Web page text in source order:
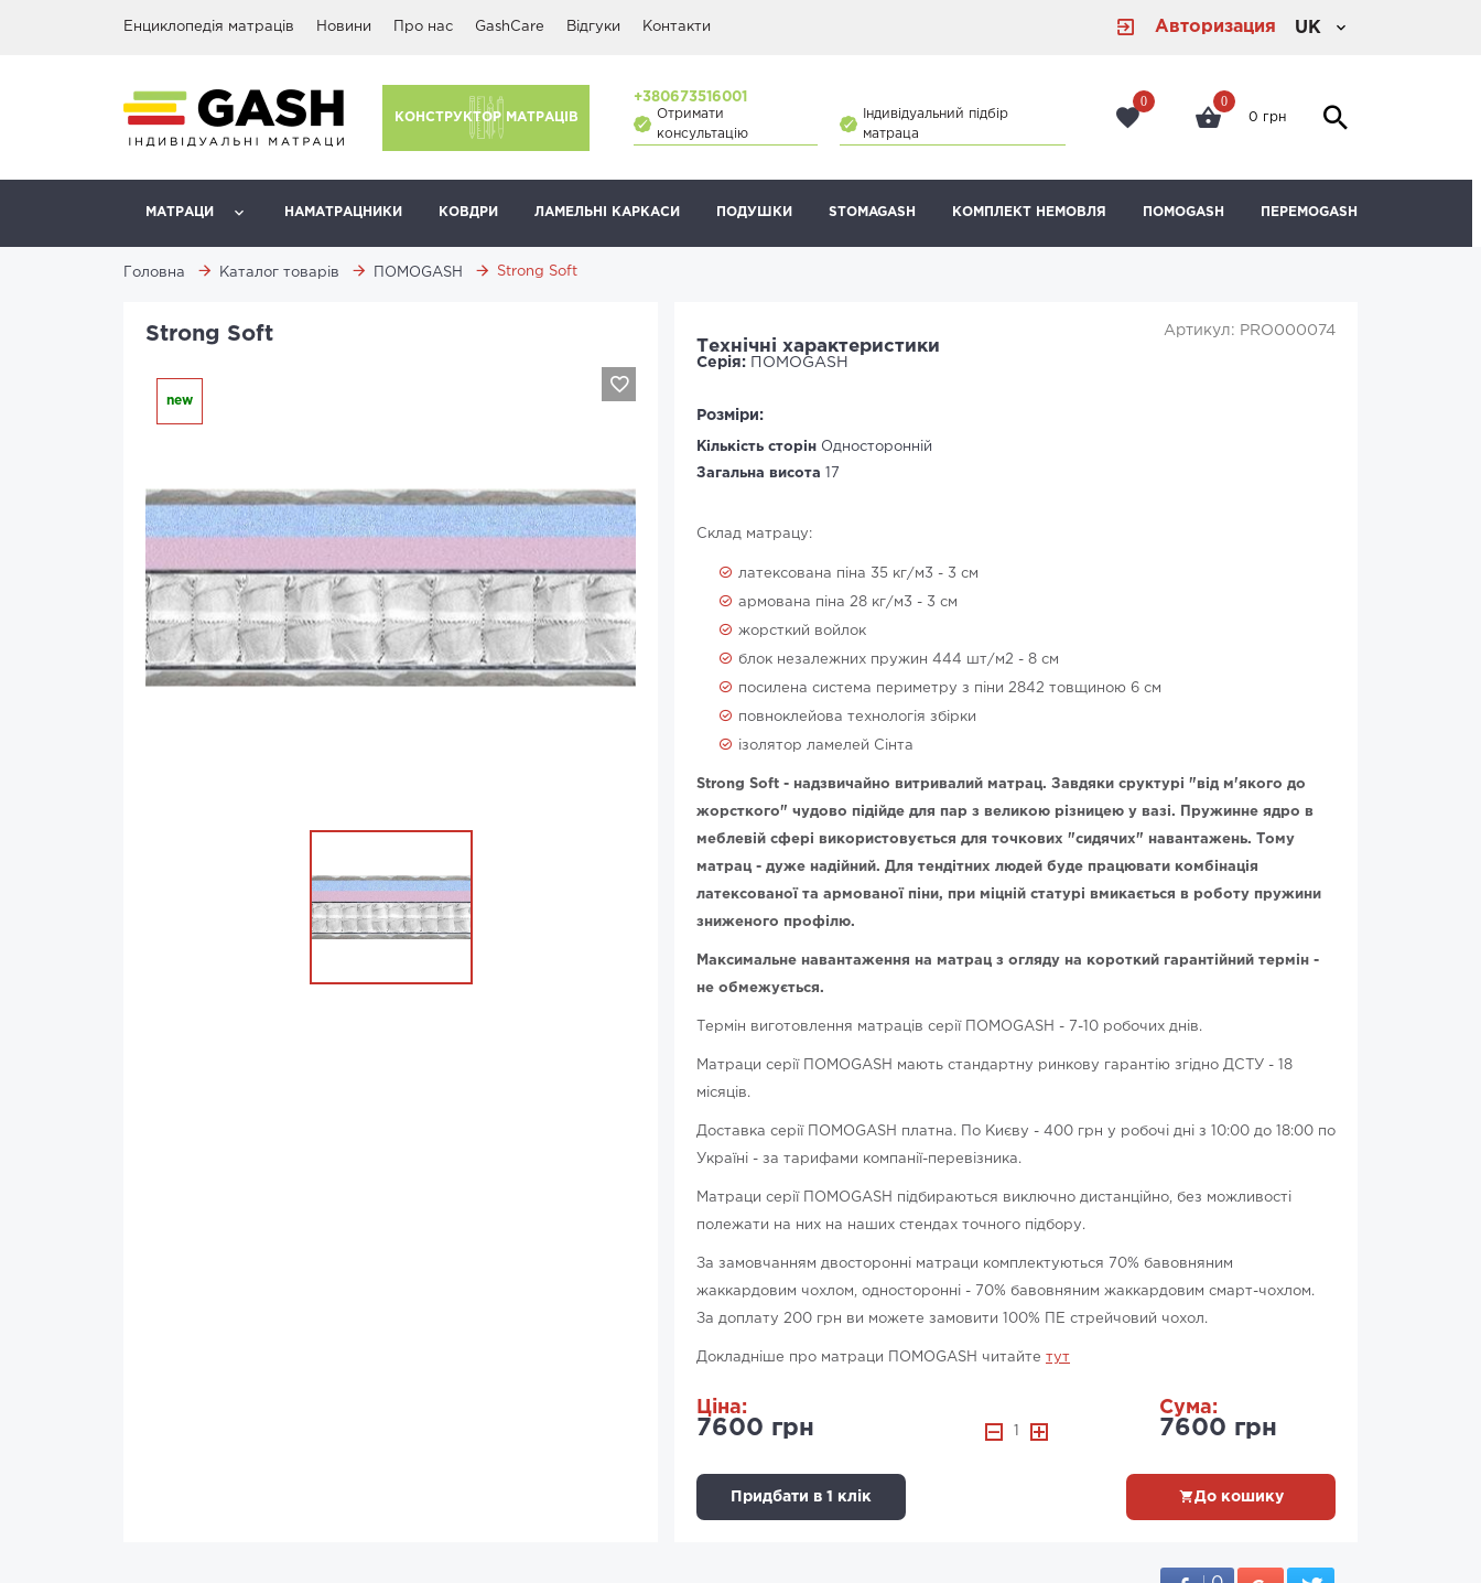
Енциклопедія матраців Новини Про нас GashCare Відгуки Контакти Авторизация UK
КОНСТРУКТОР МАТРАЦІВ
+380673516001
Отримати
консультацію
Індивідуальний підбір
матраца
0 0
0 грн
МАТРАЦИ НАМАТРАЦНИКИ КОВДРИ ЛАМЕЛЬНІ КАРКАСИ ПОДУШКИ STOMAGASH КОМПЛЕКТ НЕМОВЛЯ ПОМОGASH ПЕРЕМОGASH
Головна Каталог товарів ПОМОGASH Strong Soft
Strong Soft
new
Артикул: PRO000074
Технічні характеристики
Серія: ПОМОGASH
Розміри:
Кількість сторін Односторонній
Загальна висота 17
Склад матрацу:
латексована піна 35 кг/м3 - 3 см
армована піна 28 кг/м3 - 3 см
жорсткий войлок
блок незалежних пружин 444 шт/м2 - 8 см
посилена система периметру з піни 2842 товщиною 6 см
повноклейова технологія збірки
ізолятор ламелей Сінта
Strong Soft - надзвичайно витривалий матрац. Завдяки сруктурі "від м'якого до
жорсткого" чудово підійде для пар з великою різницею у вазі. Пружинне ядро в
меблевій сфері використовується для точкових "сидячих" навантажень. Тому
матрац - дуже надійний. Для тендітних людей буде працювати комбінація
латексованої та армованої піни, при міцній статурі вмикається в роботу пружини
зниженого профілю.
Максимальне навантаження на матрац з огляду на короткий гарантійний термін -
не обмежується.
Термін виготовлення матраців серії ПОМОGASH - 7-10 робочих днів.
Матраци серії ПОМОGASH мають стандартну ринкову гарантію згідно ДСТУ - 18
місяців.
Доставка серії ПОМОGASH платна. По Києву - 400 грн у робочі дні з 10:00 до 18:00 по
Україні - за тарифами компанії-перевізника.
Матраци серії ПОМОGASH підбираються виключно дистанційно, без можливості
полежати на них на наших стендах точного підбору.
За замовчанням двосторонні матраци комплектуються 70% бавовняним
жаккардовим чохлом, односторонні - 70% бавовняним жаккардовим смарт-чохлом.
За доплату 200 грн ви можете замовити 100% ПЕ стрейчовий чохол.
Докладніше про матраци ПОМОGASH читайте тут
Ціна:
7600 грн
Сума:
7600 грн
Придбати в 1 клік До кошику